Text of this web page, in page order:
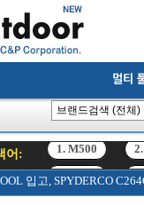
어: 1. M500
12. SRK
1. M500
입고, SPYDERCO